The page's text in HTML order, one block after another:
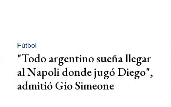
Fútbol
"Todo argentino sueña llegar
al Napoli donde jugó Diego",
admitió Gio Simeone